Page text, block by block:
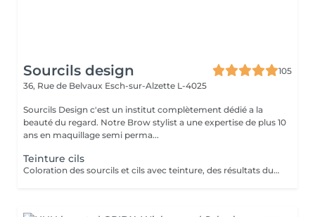
Sourcils design
105
36, Rue de Belvaux Esch-sur-Alzette L-4025
Sourcils Design c'est un institut complètement dédié a la
beauté du regard. Notre Brow stylist a une expertise de plus 10
ans en maquillage semi perma...
Teinture cils
Coloration des sourcils et cils avec teinture, des résultats durables, à l'épreuve de l'eau.